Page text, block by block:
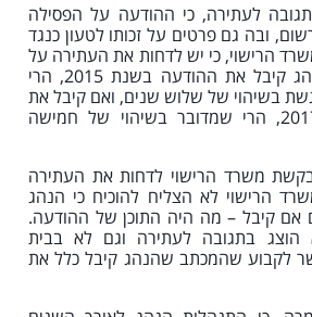
לעתירה, כי ההודעה על הפסילה
ובה גם פרטים על זכותו לטעון כנגד
הרישוי, כי יש לדחות את העתירה על
הסף מאחר שאם הנהג קיבל את ההודעה בשנת 2015, הרי
בשיהוי של שלוש שנים, ואם קיבל את
ההודעה רק בסוף 2017, הרי שמדובר בשיהוי של חמישה
משרד הרישוי לדחות את העתירה
הרישוי לא הצליח להוכיח כי הנהג
אם קיבל – מה היה התוכן של ההודעה.
הוצג בתגובה לעתירה וגם לא בבית
לקבוע שהמכתב שהנהג קיבל כלל את